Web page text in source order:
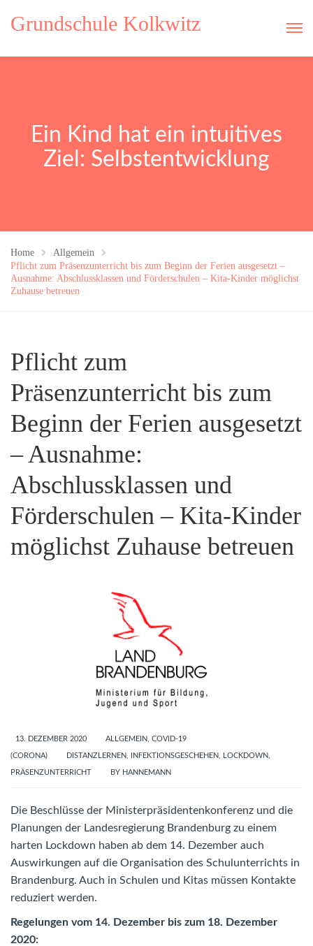
Grundschule Kolkwitz
Ein Kind hat ein intuitives
Ziel: Selbstentwicklung
Home
Allgemein
Pflicht zum Präsenzunterricht bis zum Beginn der Ferien ausgesetzt –
Ausnahme: Abschlussklassen und Förderschulen – Kita-Kinder möglichst
Zuhause betreuen
Pflicht zum
Präsenzunterricht bis zum
Beginn der Ferien ausgesetzt
– Ausnahme:
Abschlussklassen und
Förderschulen – Kita-Kinder
möglichst Zuhause betreuen
13. DEZEMBER 2020 ALLGEMEIN, COVID-19
(CORONA) DISTANZLERNEN, INFEKTIONSGESCHEHEN, LOCKDOWN,
PRÄSENZUNTERRICHT BY HANNEMANN
Die Beschlüsse der Ministerpräsidentenkonferenz und die
Planungen der Landesregierung Brandenburg zu einem
harten Lockdown haben ab dem 14. Dezember auch
Auswirkungen auf die Organisation des Schulunterrichts in
Brandenburg. Auch in Schulen und Kitas müssen Kontakte
reduziert werden.
Regelungen vom 14. Dezember bis zum 18. Dezember
2020: